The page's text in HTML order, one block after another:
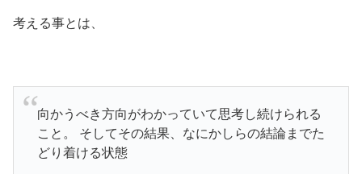
考える事とは、
向かうべき方向がわかっていて思考し続けられる
こと。 そしてその結果、なにかしらの結論までた
どり着ける状態